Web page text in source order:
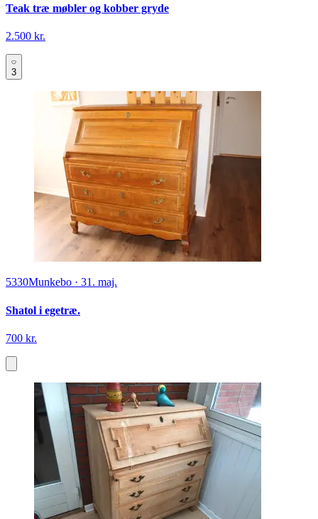
Teak træ møbler og kobber gryde
2.500 kr.
3
5330Munkebo · 31. maj.
Shatol i egetræ.
700 kr.